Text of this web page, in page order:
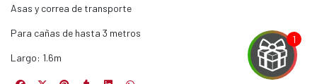
Asas y correa de transporte
Para cañas de hasta 3 metros
Largo: 1.6m